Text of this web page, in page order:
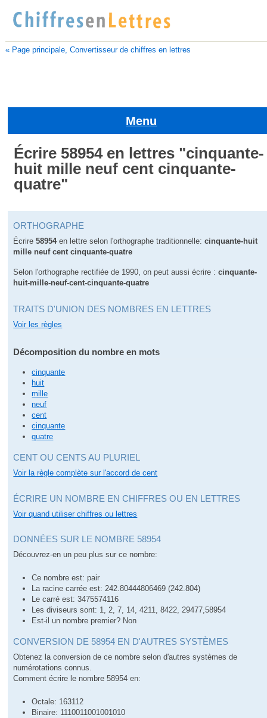
« Page principale, Convertisseur de chiffres en lettres
Menu
Écrire 58954 en lettres "cinquante-
huit mille neuf cent cinquante-
quatre"
ORTHOGRAPHE
Écrire58954en lettre selon l'orthographe traditionnelle:cinquante-huit
mille neuf cent cinquante-quatre
Selon l'orthographe rectifiée de 1990, on peut aussi écrire :cinquante-
huit-mille-neuf-cent-cinquante-quatre
TRAITS D'UNION DES NOMBRES EN LETTRES
Voir les règles
Décomposition du nombre en mots
cinquante
huit
mille
neuf
cent
cinquante
quatre
CENT OU CENTS AU PLURIEL
Voir la règle complète sur l'accord de cent
ÉCRIRE UN NOMBRE EN CHIFFRES OU EN LETTRES
Voir quand utiliser chiffres ou lettres
DONNÉES SUR LE NOMBRE 58954
Découvrez-en un peu plus sur ce nombre:
Ce nombre est: pair
La racine carrée est: 242.80444806469 (242.804)
Le carré est: 3475574116
Les diviseurs sont: 1, 2, 7, 14, 4211, 8422, 29477,58954
Est-il un nombre premier? Non
CONVERSION DE 58954 EN D'AUTRES SYSTÈMES
Obtenez la conversion de ce nombre selon d'autres systèmes de
numérotations connus.
Comment écrire le nombre 58954 en:
Octale: 163112
Binaire: 1110011001001010